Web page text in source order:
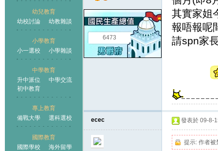
幼兒教育
幼校討論
幼教雜談
小學教育
小一選校
小學雜談
中學教育
升中派位
中學交流
初中教育
專上教育
備戰大學
選科選校
國際教育
國際學校
海外留學
王國
6473
其實家姐
報唔報呢
請spn家
ecec 發表於 09-8-
提示: 作者被